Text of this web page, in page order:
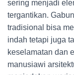
sering menjadi
tergantikan.
tradisional bisa
indah tetapi juga
keselamatan dan
manusiawi